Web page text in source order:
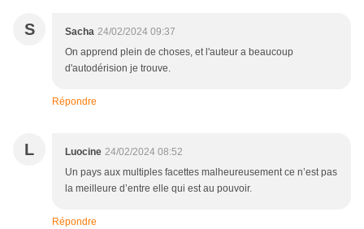
S Sacha 24/02/2024 09:37
On apprend plein de choses, et l'auteur a beaucoup
d'autodérision je trouve.
Répondre
L Luocine 24/02/2024 08:52
Un pays aux multiples facettes malheureusement ce n’est pas
la meilleure d’entre elle qui est au pouvoir.
Répondre